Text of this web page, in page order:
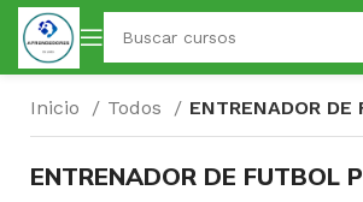
Inicio Todos ENTRENADOR DE
ENTRENADOR DE FUTBOL